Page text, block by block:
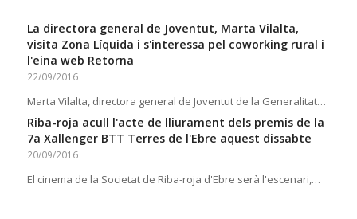
La directora general de Joventut, Marta Vilalta,
visita Zona Líquida i s'interessa pel coworking rural i
l'eina web Retorna
22/09/2016
Marta Vilalta, directora general de Joventut de la Generalitat…
Riba-roja acull l'acte de lliurament dels premis de la
7a Xallenger BTT Terres de l'Ebre aquest dissabte
20/09/2016
El cinema de la Societat de Riba-roja d'Ebre serà l'escenari,…